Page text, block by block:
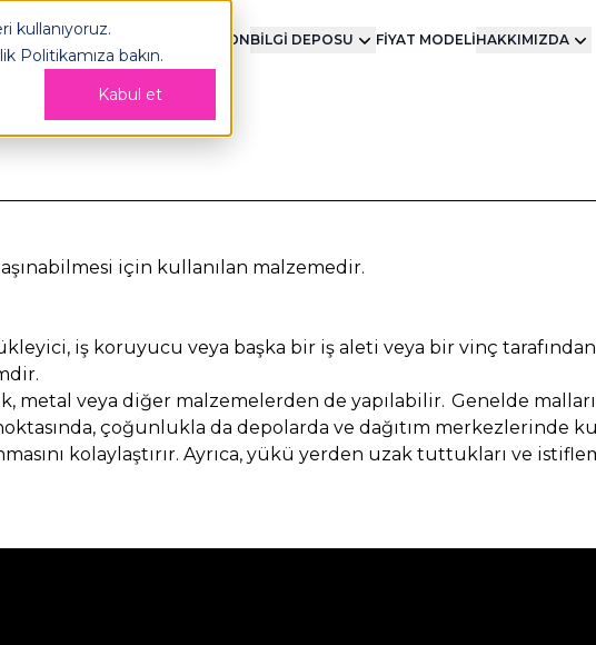
kullanıyoruz.
Politikamıza bakın.
Kabul et
TEKNOLOJİ ENTEGRASYONBİLGİ DEPOSU FİYAT MODELİHAKKIMIZDA
için kullanılan malzemedir.
iş koruyucu veya başka bir iş aleti veya bir vinç tarafından
metal veya diğer malzemelerden de yapılabilir. Genelde
çoğunlukla da depolarda ve dağıtım merkezlerinde
kolaylaştırır. Ayrıca, yükü yerden uzak tuttukları ve